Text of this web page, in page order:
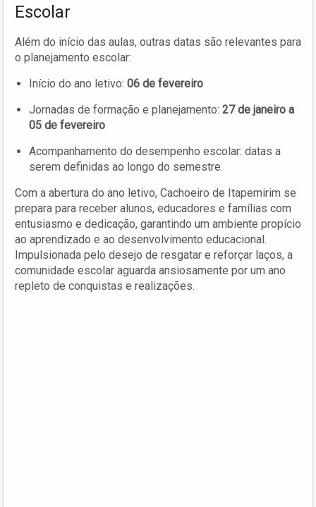
Escolar
Além do início das aulas, outras datas são relevantes para
o planejamento escolar:
Início do ano letivo: 06 de fevereiro
Jornadas de formação e planejamento: 27 de janeiro a
05 de fevereiro
Acompanhamento do desempenho escolar: datas a
serem definidas ao longo do semestre.
Com a abertura do ano letivo, Cachoeiro de Itapemirim se
prepara para receber alunos, educadores e famílias com
entusiasmo e dedicação, garantindo um ambiente propício
ao aprendizado e ao desenvolvimento educacional.
Impulsionada pelo desejo de resgatar e reforçar laços, a
comunidade escolar aguarda ansiosamente por um ano
repleto de conquistas e realizações.